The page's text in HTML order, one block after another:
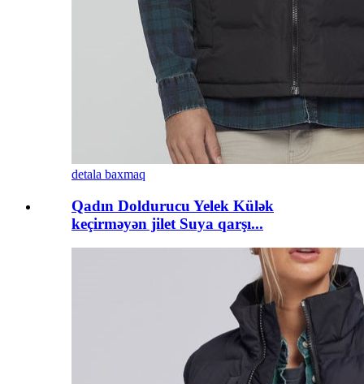
detala baxmaq
Qadın Doldurucu Yelek Külək
keçirməyən jilet Suya qarşı...